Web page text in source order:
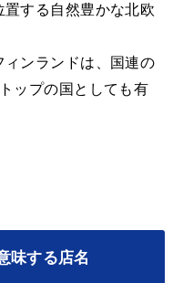
する自然豊かな北欧
ィンランドは、国連の
ップの国としても有
味する店名